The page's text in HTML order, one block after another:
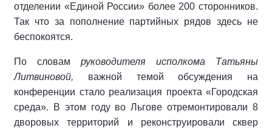
отделении «Единой России» более 200 сторонников.
Так что за пополнение партийных рядов здесь не
беспокоятся.
По словам руководителя исполкома Татьяны
Литвиновой, важной темой обсуждения на
конференции стало реализация проекта «Городская
среда». В этом году во Льгове отремонтировали 8
дворовых территорий и реконструировали сквер